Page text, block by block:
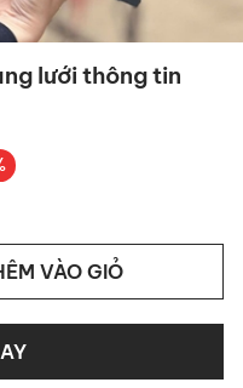
lưới thông tin
VÀO GIỎ